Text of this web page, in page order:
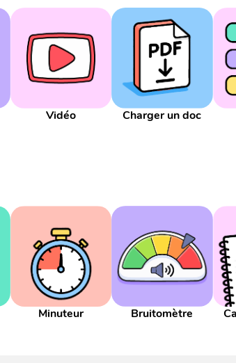
Vidéo Charger un doc
Minuteur Bruitomètre